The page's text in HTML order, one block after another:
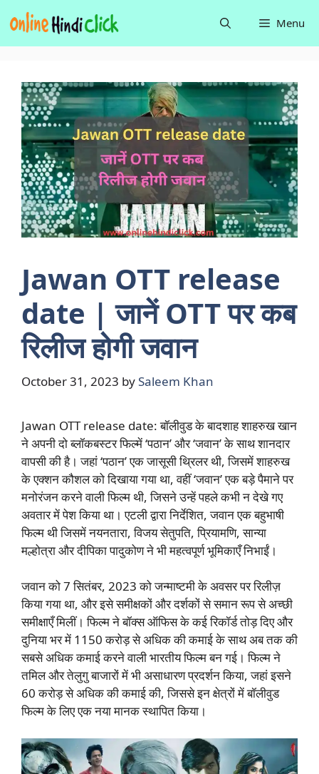
to
content
Menu
Jawan OTT release
date | जानें OTT पर कब
रिलीज होगी जवान
October 31, 2023 bySaleem Khan
Jawan OTT release date: बॉलीवुड के बादशाह शाहरुख खान
ने अपनी दो ब्लॉकबस्टर फिल्में ‘पठान’ और ‘जवान’ के साथ शानदार
वापसी की है। जहां ‘पठान’ एक जासूसी थ्रिलर थी, जिसमें शाहरुख
के एक्शन कौशल को दिखाया गया था, वहीं ‘जवान’ एक बड़े पैमाने पर
मनोरंजन करने वाली फिल्म थी, जिसने उन्हें पहले कभी न देखे गए
अवतार में पेश किया था। एटली द्वारा निर्देशित, जवान एक बहुभाषी
फिल्म थी जिसमें नयनतारा, विजय सेतुपति, प्रियामणि, सान्या
मल्होत्रा और दीपिका पादुकोण ने भी महत्वपूर्ण भूमिकाएँ निभाईं।
जवान को 7 सितंबर, 2023 को जन्माष्टमी के अवसर पर रिलीज़
किया गया था, और इसे समीक्षकों और दर्शकों से समान रूप से अच्छी
समीक्षाएँ मिलीं। फिल्म ने बॉक्स ऑफिस के कई रिकॉर्ड तोड़ दिए और
दुनिया भर में 1150 करोड़ से अधिक की कमाई के साथ अब तक की
सबसे अधिक कमाई करने वाली भारतीय फिल्म बन गई। फिल्म ने
तमिल और तेलुगु बाजारों में भी असाधारण प्रदर्शन किया, जहां इसने
60 करोड़ से अधिक की कमाई की, जिससे इन क्षेत्रों में बॉलीवुड
फिल्म के लिए एक नया मानक स्थापित किया।